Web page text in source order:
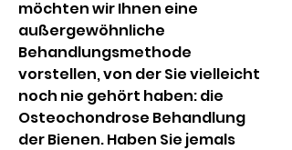
möchten wir Ihnen eine
außergewöhnliche
Behandlungsmethode
vorstellen, von der Sie vielleicht
noch nie gehört haben: die
Osteochondrose Behandlung
der Bienen. Haben Sie jemals